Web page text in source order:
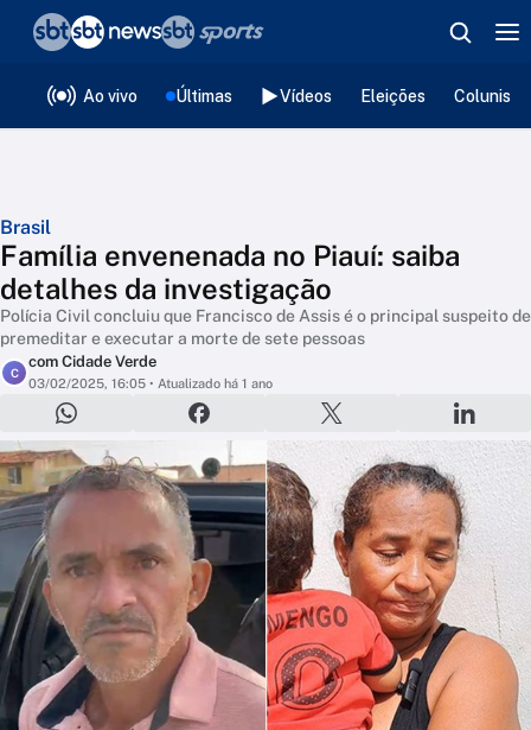
Ao vivo Últimas Vídeos Eleições
Brasil
Família envenenada no Piauí: saiba
detalhes da investigação
Polícia Civil concluiu que Francisco de Assis é o principal suspeito de
premeditar e executar a morte de sete pessoas
C
com Cidade Verde
03/02/2025, 16:05 • Atualizado há 1 ano
❮voltar
Editorias